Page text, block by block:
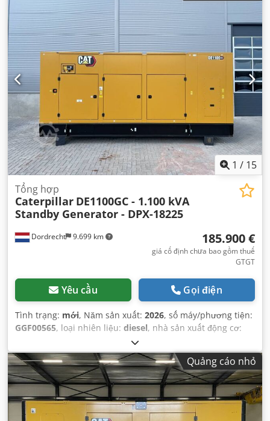
1 / 15
Dordrecht 9.699 km
Tổng hợp
Caterpillar DE1100GC - 1.100 kVA
Standby Generator - DPX-18225
185.900 €
giá cố định chưa bao gồm thuế
GTGT
Yêu cầu Gọi điện
Tình trạng: mới, Năm sản xuất: 2026, số máy/phương tiện:
GGF00565, loại nhiên liệu: diesel, nhà sản xuất động cơ:
Quảng cáo nhỏ